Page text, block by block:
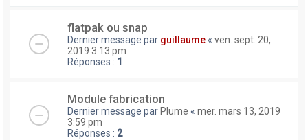
flatpak ou snap
Dernier message par guillaume « ven. sept. 20,
2019 3:13 pm
Réponses : 1
Module fabrication
Dernier message parPlume « mer. mars 13, 2019
3:59 pm
Réponses : 2